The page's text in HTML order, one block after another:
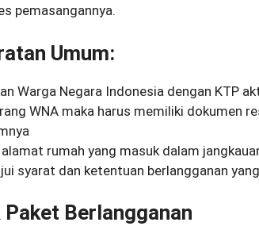
pemasangannya.
Umum:
Warga Negara Indonesia dengan KTP
WNA maka harus memiliki dokumen
rumah yang masuk dalam
syarat dan ketentuan berlangganan
Paket Berlangganan